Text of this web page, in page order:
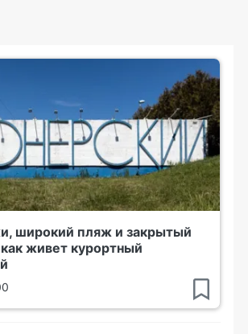
широкий пляж и закрытый
живет курортный